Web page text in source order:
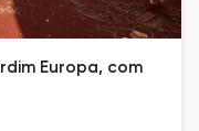
Europa, com